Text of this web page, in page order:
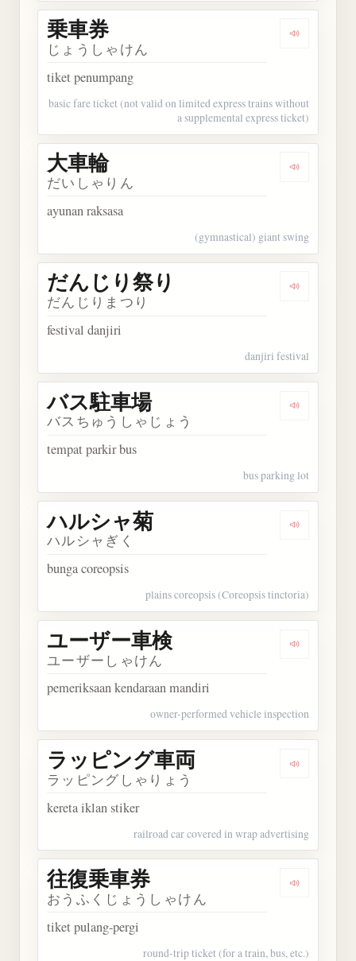
Dengarkan
乗車券
じょうしゃけん
tiket penumpang
basic fare ticket (not valid on limited express trains without
a supplemental express ticket)
Dengarkan
大車輪
だいしゃりん
ayunan raksasa
(gymnastical) giant swing
Dengarkan
だんじり祭り
だんじりまつり
festival danjiri
danjiri festival
Dengarkan
バス駐車場
バスちゅうしゃじょう
tempat parkir bus
bus parking lot
Dengarkan
ハルシャ菊
ハルシャぎく
bunga coreopsis
plains coreopsis (Coreopsis tinctoria)
Dengarkan
ユーザー車検
ユーザーしゃけん
pemeriksaan kendaraan mandiri
owner-performed vehicle inspection
Dengarkan
ラッピング車両
ラッピングしゃりょう
kereta iklan stiker
railroad car covered in wrap advertising
Dengarkan
往復乗車券
おうふくじょうしゃけん
tiket pulang-pergi
round-trip ticket (for a train, bus, etc.)